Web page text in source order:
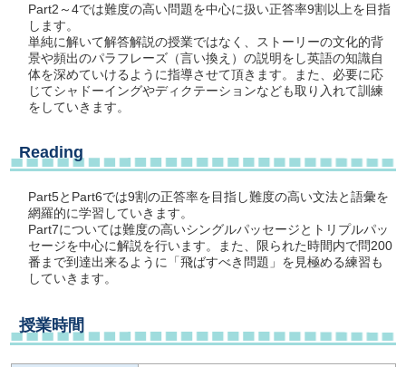
Part2～4では難度の高い問題を中心に扱い正答率9割以上を目指
します。
単純に解いて解答解説の授業ではなく、ストーリーの文化的背
景や頻出のパラフレーズ（言い換え）の説明をし英語の知識自
体を深めていけるように指導させて頂きます。また、必要に応
じてシャドーイングやディクテーションなども取り入れて訓練
をしていきます。
Reading
Part5とPart6では9割の正答率を目指し難度の高い文法と語彙を
網羅的に学習していきます。
Part7については難度の高いシングルパッセージとトリプルパッ
セージを中心に解説を行います。また、限られた時間内で問200
番まで到達出来るように「飛ばすべき問題」を見極める練習も
していきます。
授業時間